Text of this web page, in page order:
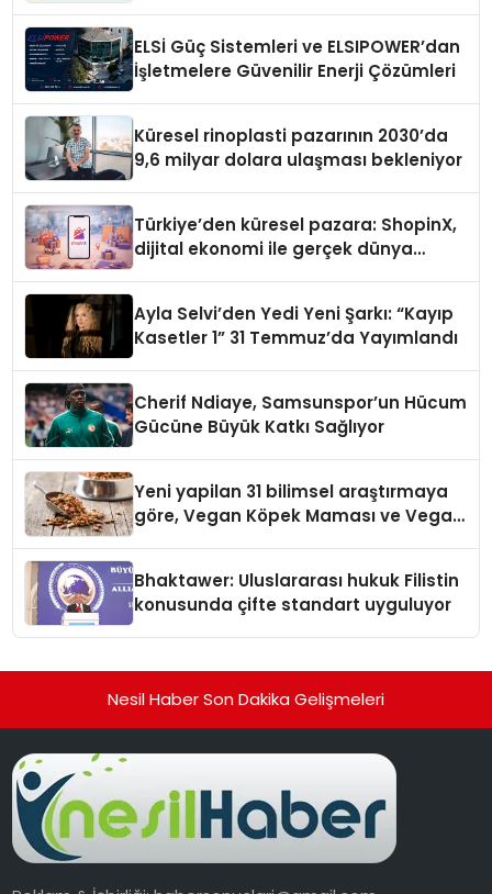
ELSİ Güç Sistemleri ve ELSIPOWER’dan
İşletmelere Güvenilir Enerji Çözümleri
Küresel rinoplasti pazarının 2030’da
9,6 milyar dolara ulaşması bekleniyor
Türkiye’den küresel pazara: ShopinX,
dijital ekonomi ile gerçek dünya
Ayla Selvi’den Yedi Yeni Şarkı: “Kayıp
Kasetler 1” 31 Temmuz’da Yayımlandı
Cherif Ndiaye, Samsunspor’un Hücum
Gücüne Büyük Katkı Sağlıyor
Yeni yapilan 31 bilimsel araştırmaya
göre, Vegan Köpek Maması ve Vegan
Bhaktawer: Uluslararası hukuk Filistin
konusunda çifte standart uyguluyor
Nesil Haber Son Dakika Gelişmeleri